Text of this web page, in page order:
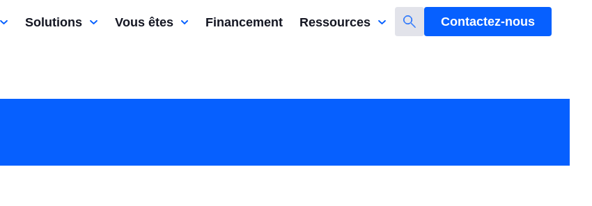
Solutions Vous êtes Financement Ressources Contactez-nous